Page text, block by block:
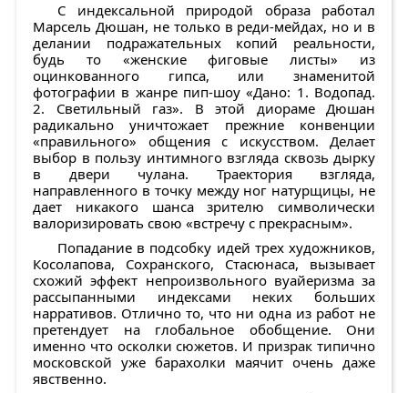
С индексальной природой образа работал
Марсель Дюшан, не только в реди-мейдах, но и в
делании подражательных копий реальности,
будь то «женские фиговые листы» из
оцинкованного гипса, или знаменитой
фотографии в жанре пип-шоу «Дано: 1. Водопад.
2. Светильный газ». В этой диораме Дюшан
радикально уничтожает прежние конвенции
«правильного» общения с искусством. Делает
выбор в пользу интимного взгляда сквозь дырку
в двери чулана. Траектория взгляда,
направленного в точку между ног натурщицы, не
дает никакого шанса зрителю символически
валоризировать свою «встречу с прекрасным».
Попадание в подсобку идей трех художников,
Косолапова, Сохранского, Стасюнаса, вызывает
схожий эффект непроизвольного вуайеризма за
рассыпанными индексами неких больших
нарративов. Отлично то, что ни одна из работ не
претендует на глобальное обобщение. Они
именно что осколки сюжетов. И призрак типично
московской уже барахолки маячит очень даже
явственно.